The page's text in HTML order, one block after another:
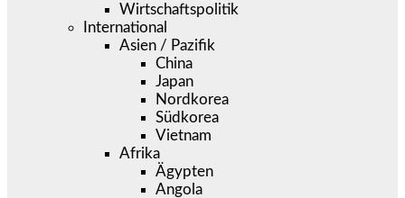
Wirtschaftspolitik
International
Asien / Pazifik
China
Japan
Nordkorea
Südkorea
Vietnam
Afrika
Ägypten
Angola